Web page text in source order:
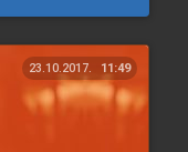
23.10.2017. 11:49